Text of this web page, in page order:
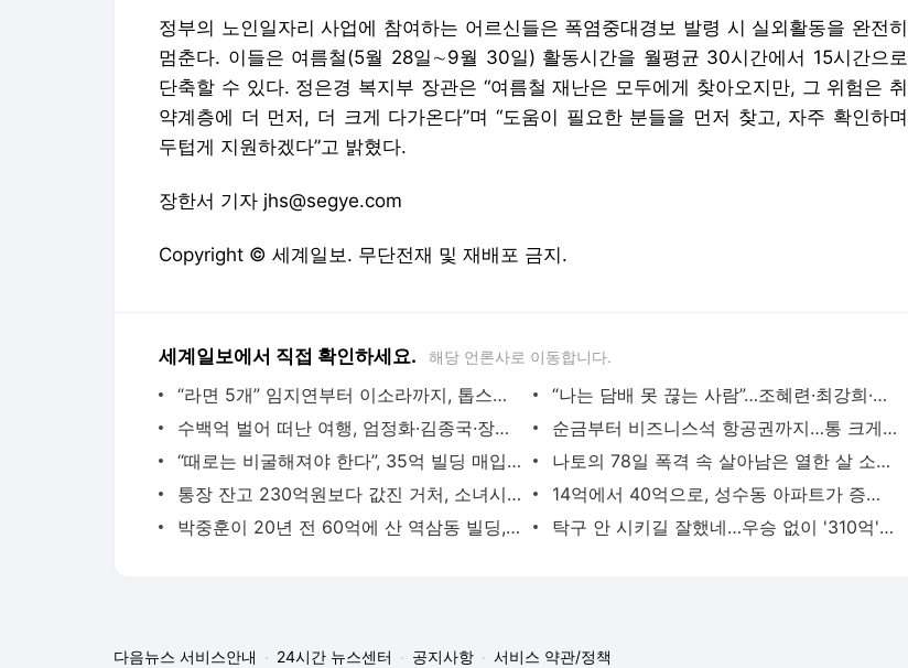
정부의 노인일자리 사업에 참여하는 어르신들은 폭염중대경보 발령 시 실외활동을 완전히
멈춘다. 이들은 여름철(5월 28일∼9월 30일) 활동시간을 월평균 30시간에서 15시간으로
단축할 수 있다. 정은경 복지부 장관은 “여름철 재난은 모두에게 찾아오지만, 그 위험은 취
약계층에 더 먼저, 더 크게 다가온다”며 “도움이 필요한 분들을 먼저 찾고, 자주 확인하며
두텁게 지원하겠다”고 밝혔다.
장한서 기자 jhs@segye.com
Copyright © 세계일보. 무단전재 및 재배포 금지.
세계일보에서 직접 확인하세요. 해당 언론사로 이동합니다.
“라면 5개” 임지연부터 이소라까지, 톱스타들의 살 안 찌는 루틴
“나는 담배 못 끊는 사람”…조혜련·최강희·김동완이 금연에 성공한 이유
수백억 벌어 떠난 여행, 엄정화·김종국·장윤정이 마주한 진짜 성공
순금부터 비즈니스석 항공권까지…통 크게 스태프 챙긴 소지섭·아이유·김우빈
“때로는 비굴해져야 한다”, 35억 빌딩 매입한 권성준 셰프의 자산 증식법
나토의 78일 폭격 속 살아남은 열한 살 소년은 어떻게 세계 1위가 됐나
통장 잔고 230억원보다 값진 거처, 소녀시대 유리가 제주 촌동네를 택한 이유
14억에서 40억으로, 성수동 아파트가 증명한 남궁민의 27년 공식
박중훈이 20년 전 60억에 산 역삼동 빌딩, 400억 차익 만든 침묵의 법칙
탁구 안 시키길 잘했네…우승 없이 '310억' 번 탁구 전설 아들의 눈물
다음뉴스 서비스안내 24시간 뉴스센터 공지사항
서비스 약관/정책